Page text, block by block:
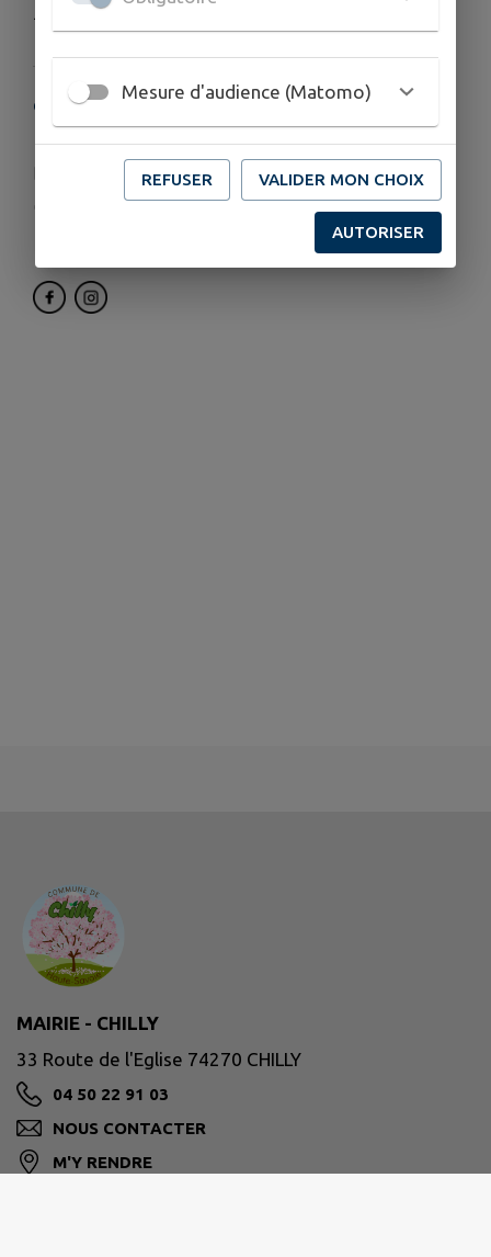
10€ par an par famille
COORDONNÉES
Place de l'église - Chef lieu - 74270 Chilly
bibliothequechilly@gmail.com
MAIRIE - CHILLY
33 Route de l'Eglise 74270 CHILLY
04 50 22 91 03
NOUS CONTACTER
M'Y RENDRE
Mesure d'audience (Matomo)
REFUSER VALIDER MON CHOIX
AUTORISER